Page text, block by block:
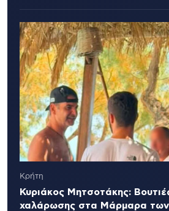
Κρήτη
Κυριάκος Μητσοτάκης:
χαλάρωσης στα Μάρμαρα